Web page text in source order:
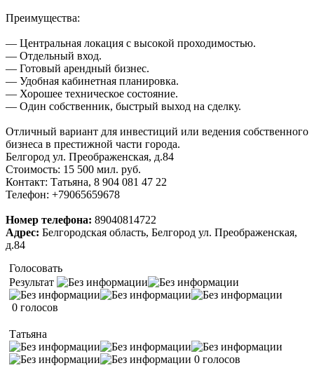
Преимущества:
— Центральная локация с высокой проходимостью.
— Отдельный вход.
— Готовый арендный бизнес.
— Удобная кабинетная планировка.
— Хорошее техническое состояние.
— Один собственник, быстрый выход на сделку.
Отличный вариант для инвестиций или ведения собственного
бизнеса в престижной части города.
Белгород ул. Преображенская, д.84
Стоимость: 15 500 мил. руб.
Контакт: Татьяна, 8 904 081 47 22
Телефон: +79065659678
Номер телефона: 89040814722
Адрес: Белгородская область, Белгород ул. Преображенская,
д.84
Голосовать
Результат
0 голосов
Татьяна
0 голосов